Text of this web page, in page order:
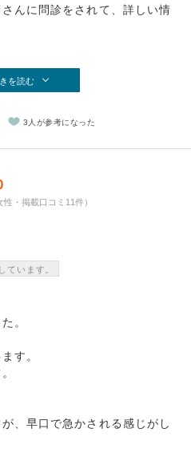
んに問診をされて、詳しい情
を読む
3人が参考になった
・掲載口コミ11件）
ています。
。
す。
、早口で急かされる感じがし